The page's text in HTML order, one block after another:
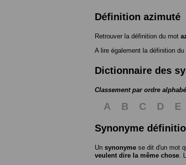
Définition azimuté
Retrouver la définition du mot
A lire également la définition du
Dictionnaire des
Classement par ordre
A B C D E
Synonyme
Un synonyme se dit d'un mot
veulent dire la même chose .